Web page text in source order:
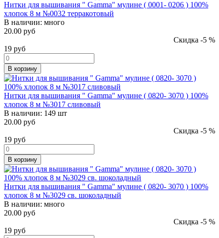
Нитки для вышивания " Gamma" мулине ( 0001- 0206 ) 100%
хлопок 8 м №0032 терракотовый
В наличии: много
20.00 руб
Скидка -5 %
19 руб
В корзину
Нитки для вышивания " Gamma" мулине ( 0820- 3070 ) 100%
хлопок 8 м №3017 сливовый
В наличии: 149 шт
20.00 руб
Скидка -5 %
19 руб
В корзину
Нитки для вышивания " Gamma" мулине ( 0820- 3070 ) 100%
хлопок 8 м №3029 св. шоколадный
В наличии: много
20.00 руб
Скидка -5 %
19 руб